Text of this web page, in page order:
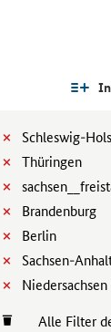
Schleswig-
Thüringen
Brandenburg
Berlin
Sachsen-
Niedersachsen
Alle Filter